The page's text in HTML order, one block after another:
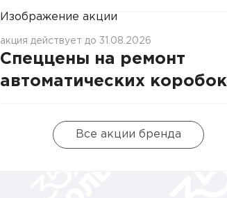
акция действует до 31.08.2026
Спеццены на ремонт
автоматических коробок
Все акции бренда